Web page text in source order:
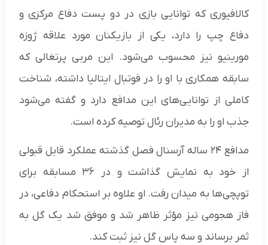
کالافیوری که توانایی بازی در دو پست دفاع مرکزی و
دفاع چپ را دارد، یکی از بازیکنان مورد علاقه ژوزه
مورینیو نیز محسوب می‌شود. این مربی پرتغالی که
سابقه همکاری با او را در فوتبال ایتالیا داشته، شناخت
کاملی از توانایی‌های این مدافع دارد و گفته می‌شود
جذب او را به مدیران رئال توصیه کرده است.
مدافع ۲۴ ساله آرسنال فصل گذشته عملکرد قابل قبولی
از خود به نمایش گذاشت و در ۳۶ مسابقه برای
توپچی‌ها به میدان رفت. او علاوه بر استحکام دفاعی، در
فاز هجومی نیز مؤثر ظاهر شد و موفق شد یک گل به
ثمر برساند و سه پاس گل نیز ثبت کند.